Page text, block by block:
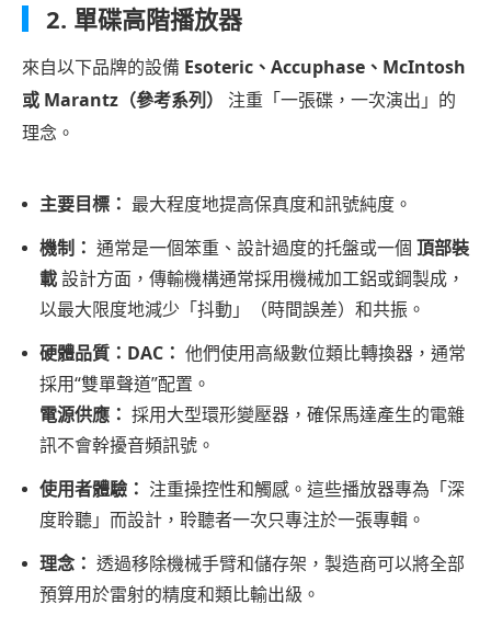
六
分：
現
代
方
案：
你
DIY
4K
點
唱
機
藍
第
七
2. 單碟高階播放器
來自以下品牌的設備 Esoteric、Accuphase、McIntosh
或 Marantz（參考系列）
注重「一張碟，一次演出」的
理念。
主要目標： 最大程度地提高保真度和訊號純度。
機制： 通常是一個笨重、設計過度的托盤或一個 頂部裝
載設計方面，傳輸機構通常採用機械加工鋁或鋼製成，
以最大限度地減少「抖動」（時間誤差）和共振。
硬體品質：DAC： 他們使用高級數位類比轉換器，通常
採用“雙單聲道”配置。
電源供應： 採用大型環形變壓器，確保馬達產生的電雜
訊不會幹擾音頻訊號。
使用者體驗： 注重操控性和觸感。這些播放器專為「深
度聆聽」而設計，聆聽者一次只專注於一張專輯。
理念： 透過移除機械手臂和儲存架，製造商可以將全部
預算用於雷射的精度和類比輸出級。